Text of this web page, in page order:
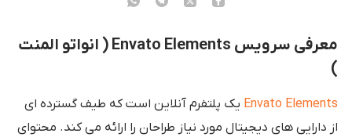
معرفی سرویس Envato Elements ( انواتو المنت
)
Envato Elements یک پلتفرم آنلاین است که طیف گسترده ای
از دارایی های دیجیتال مورد نیاز طراحان را ارائه می کند. محتوای